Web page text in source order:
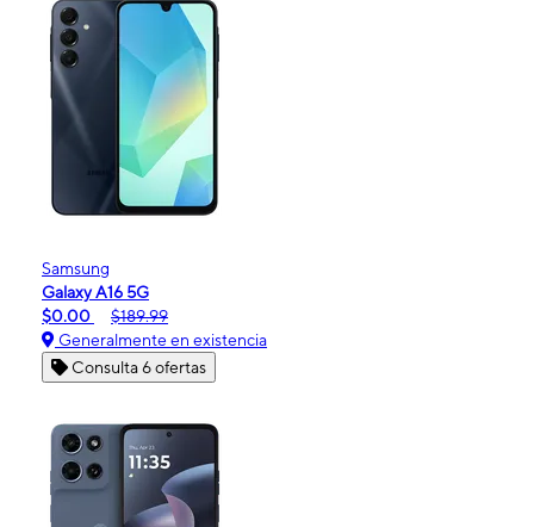
Samsung
Galaxy A16 5G
$0.00
$189.99
Generalmente en existencia
Consulta 6 ofertas